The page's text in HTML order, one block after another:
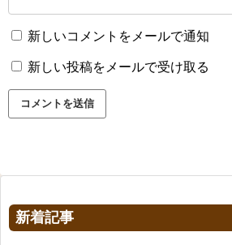
新しいコメントをメールで通知
新しい投稿をメールで受け取る
新着記事